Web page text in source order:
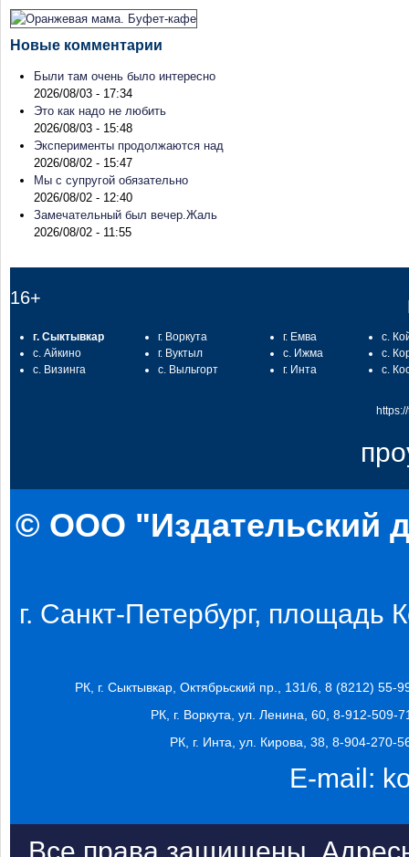
Новые комментарии
Были там очень было интересно
2026/08/03 - 17:34
Это как надо не любить
2026/08/03 - 15:48
Эксперименты продолжаются над
2026/08/02 - 15:47
Мы с супругой обязательно
2026/08/02 - 12:40
Замечательный был вечер.Жаль
2026/08/02 - 11:55
16+
г. Сыктывкар
с. Айкино
с. Визинга
г. Воркута
г. Вуктыл
с. Выльгорт
г. Емва
с. Ижма
г. Инта
с.
с.
с.
© ООО "Издательский
г. Санкт-Петербург, площадь
РК, г. Сыктывкар, Октябрьский пр., 131/6, 8 (8212) 55-
РК, г. Воркута, ул. Ленина, 60, 8-912-509-
РК, г. Инта, ул. Кирова, 38, 8-904-270-
E-mail: